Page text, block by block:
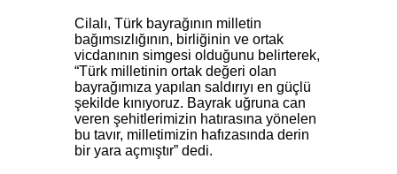
Cilalı, Türk bayrağının milletin
bağımsızlığının, birliğinin ve ortak
vicdanının simgesi olduğunu belirterek,
“Türk milletinin ortak değeri olan
bayrağımıza yapılan saldırıyı en güçlü
şekilde kınıyoruz. Bayrak uğruna can
veren şehitlerimizin hatırasına yönelen
bu tavır, milletimizin hafızasında derin
bir yara açmıştır” dedi.